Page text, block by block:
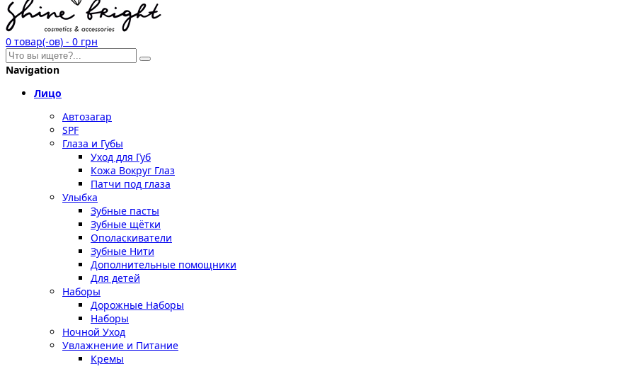
0 товар(-ов) - 0 грн
Navigation
Лицо
Автозагар
SPF
Глаза и Губы
Уход для Губ
Кожа Вокруг Глаз
Патчи под глаза
Улыбка
Зубные пасты
Зубные щётки
Ополаскиватели
Зубные Нити
Дополнительные помощники
Для детей
Наборы
Дорожные Наборы
Наборы
Ночной Уход
Увлажнение и Питание
Кремы